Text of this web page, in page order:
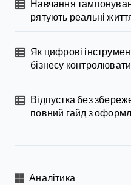
Навчання
рятують реальні
Як цифрові
бізнесу
Відпустка без
повний гайд з
Аналітика